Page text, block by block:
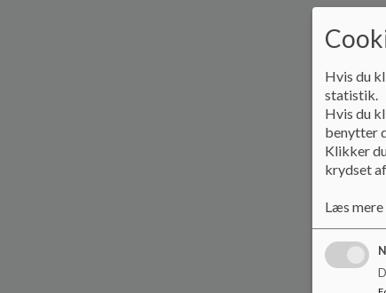
Hvis du
statistik.
Hvis du
benytter
Klikker
krydset
Læs mere